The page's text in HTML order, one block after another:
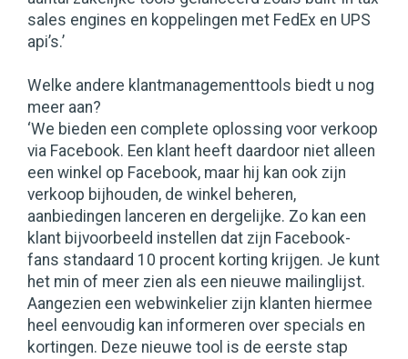
sales engines en koppelingen met FedEx en UPS
api’s.’
Welke andere klantmanagementtools biedt u nog
meer aan?
‘We bieden een complete oplossing voor verkoop
via Facebook. Een klant heeft daardoor niet alleen
een winkel op Facebook, maar hij kan ook zijn
verkoop bijhouden, de winkel beheren,
aanbiedingen lanceren en dergelijke. Zo kan een
klant bijvoorbeeld instellen dat zijn Facebook-
fans standaard 10 procent korting krijgen. Je kunt
het min of meer zien als een nieuwe mailinglijst.
Aangezien een webwinkelier zijn klanten hiermee
heel eenvoudig kan informeren over specials en
kortingen. Deze nieuwe tool is de eerste stap